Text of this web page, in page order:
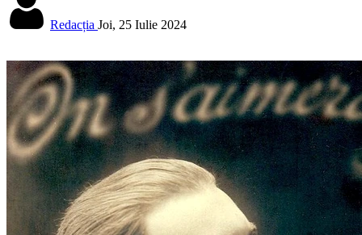
Redacția Joi, 25 Iulie 2024